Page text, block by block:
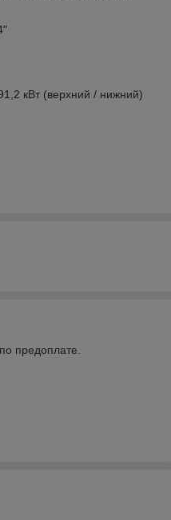
кВт (верхний / нижний)
предоплате.